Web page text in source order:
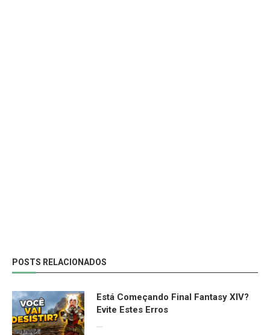
POSTS RELACIONADOS
Está Começando Final Fantasy XIV?
Evite Estes Erros